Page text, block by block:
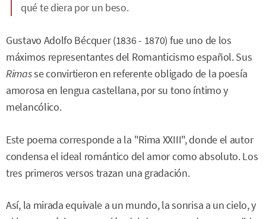
qué te diera por un beso.
Gustavo Adolfo Bécquer (1836 - 1870) fue uno de los
máximos representantes del Romanticismo español. Sus
Rimasse convirtieron en referente obligado de la poesía
amorosa en lengua castellana, por su tono íntimo y
melancólico.
Este poema corresponde a la "Rima XXIII", donde el autor
condensa el ideal romántico del amor como absoluto. Los
tres primeros versos trazan una gradación.
Así, la mirada equivale a un mundo, la sonrisa a un cielo, y